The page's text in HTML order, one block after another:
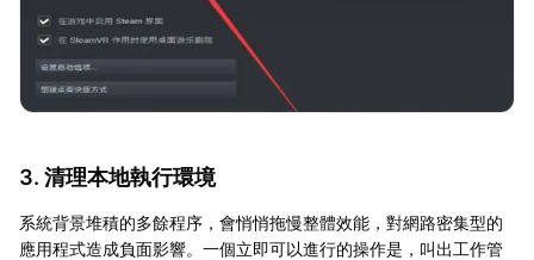
3. 清理本地執行環境
系統背景堆積的多餘程序，會悄悄拖慢整體效能，對網路密集型的
應用程式造成負面影響。一個立即可以進行的操作是，叫出工作管